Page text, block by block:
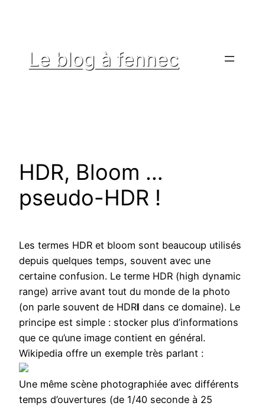
Le blog à fennec
HDR, Bloom …
pseudo-HDR !
Les termes HDR et bloom sont beaucoup utilisés
depuis quelques temps, souvent avec une
certaine confusion. Le terme HDR (high dynamic
range) arrive avant tout du monde de la photo
(on parle souvent de HDRI dans ce domaine). Le
principe est simple : stocker plus d’informations
que ce qu’une image contient en général.
Wikipedia offre un exemple très parlant :
Une même scène photographiée avec différents
temps d’ouvertures (de 1/40 seconde à 25